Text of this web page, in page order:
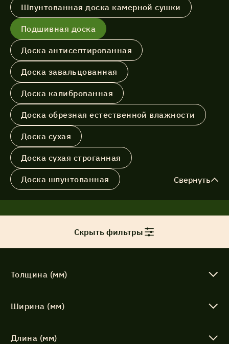
Акции
Статьи
О компании
Контакты
Шпунтованная доска камерной сушки
Подшивная доска
Доска антисептированная
Доска завальцованная
Доска калиброванная
Доска обрезная естественной влажности
Доска сухая
Доска сухая строганная
Доска шпунтованная Свернуть
Скрыть фильтры
Толщина (мм)
Ширина (мм)
Длина (мм)
Соглашение об обработке
персональных данных
Соглашение об обработке
персональных данных